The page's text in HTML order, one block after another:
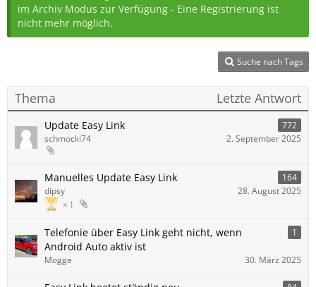
im Archiv Modus zur Verfügung - Eine Registrierung ist
nicht mehr möglich.
Suche nach Tags
Thema Letzte Antwort
Update Easy Link
772
schmocki74
2. September 2025
Manuelles Update Easy Link 164
1
dipsy 28. August 2025
Telefonie über Easy Link geht nicht, wenn
Android Auto aktiv ist
1
Mogge 30. März 2025